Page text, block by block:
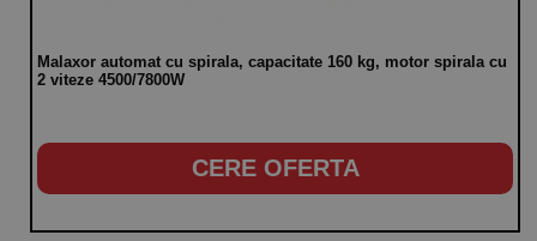
Malaxor automat cu spirala, capacitate 160 kg, motor spirala cu
2 viteze 4500/7800W
CERE OFERTA